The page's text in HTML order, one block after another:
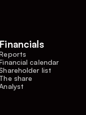
Financials
calendar
list
The share